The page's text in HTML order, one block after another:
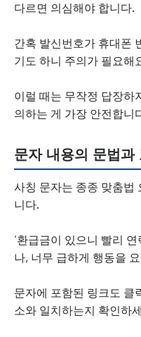
다르면 의심해야 합니다.
간혹 발신번호가 휴대폰
기도 하니 주의가 필요해
이럴 때는 무작정 답장하
의하는 게 가장 안전합니
문자 내용의 문법과
사칭 문자는 종종 맞춤법
니다.
‘환급금이 있으니 빨리
나, 너무 급하게 행동을
문자에 포함된 링크도 클
소와 일치하는지 확인하